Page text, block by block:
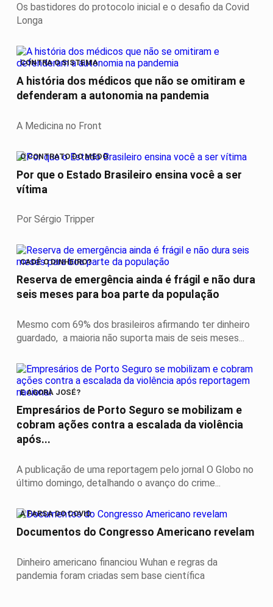
Os bastidores do protocolo inicial e o desafio da Covid
Longa
CONTRA O SISTEMA
A história dos médicos que não se omitiram e
defenderam a autonomia na pandemia
A Medicina no Front
O CONTRATO DO MEDO
Por que o Estado Brasileiro ensina você a ser
vítima
Por Sérgio Tripper
CADÊ O DINHEIRO?
Reserva de emergência ainda é frágil e não dura
seis meses para boa parte da população
Mesmo com 69% dos brasileiros afirmando ter dinheiro
guardado, a maioria não suporta mais de seis meses...
E AGORA JOSÉ?
Empresários de Porto Seguro se mobilizam e
cobram ações contra a escalada da violência
após...
A publicação de uma reportagem pelo jornal O Globo no
último domingo, detalhando o avanço do crime...
A FARSA DO COVID
Documentos do Congresso Americano revelam
Dinheiro americano financiou Wuhan e regras da
pandemia foram criadas sem base científica